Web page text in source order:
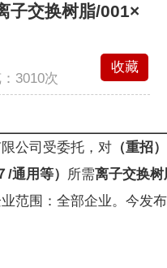
子交换树脂/001×
3010次
收藏
公司受委托，对（重招
/通用等）
所需离子交换
范围：全部企业。今发